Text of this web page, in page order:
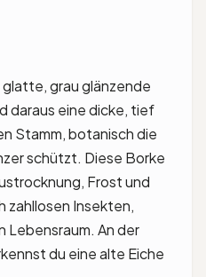
glatte, grau glänzende
daraus eine dicke, tief
Stamm, botanisch die
schützt. Diese Borke
Frost und
zahllosen Insekten,
Lebensraum. An der
du eine alte Eiche